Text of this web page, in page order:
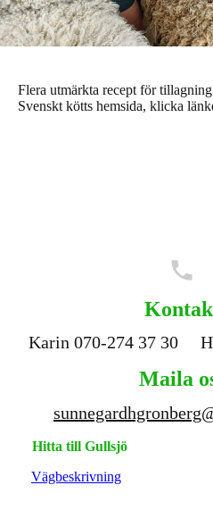
Flera utmärkta recept för
Svenskt kötts hemsida, klicka
Karin 070-274 37 30
Maila
Hitta till Gullsjö
Vägbeskrivning